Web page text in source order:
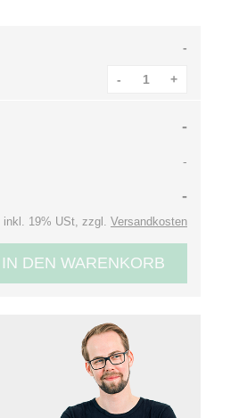
-
- +
-
-
-
inkl. 19% USt, zzgl. Versandkosten
IN DEN WARENKORB